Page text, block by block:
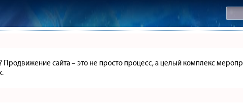
Продвижение сайта – это не просто процесс, а целый комплекс